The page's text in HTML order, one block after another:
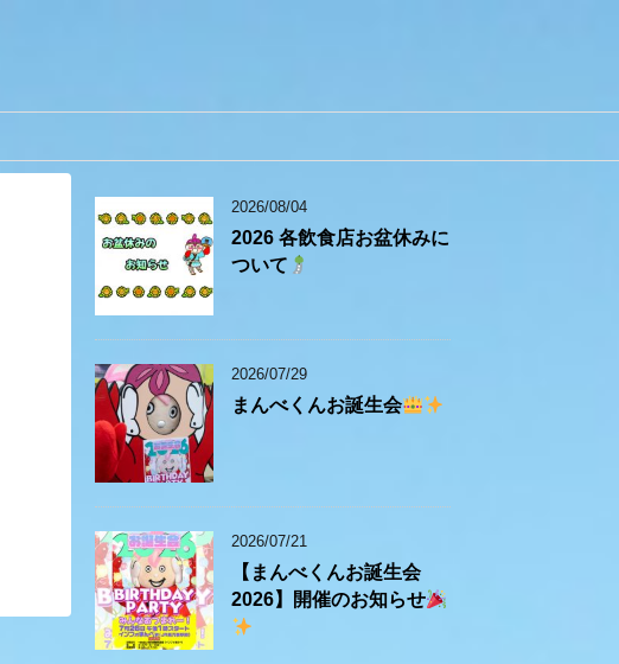
2026/08/04
2026 各飲食店お盆休みに
ついて
2026/07/29
まんべくんお誕生会
2026/07/21
【まんべくんお誕生会
2026】開催のお知らせ